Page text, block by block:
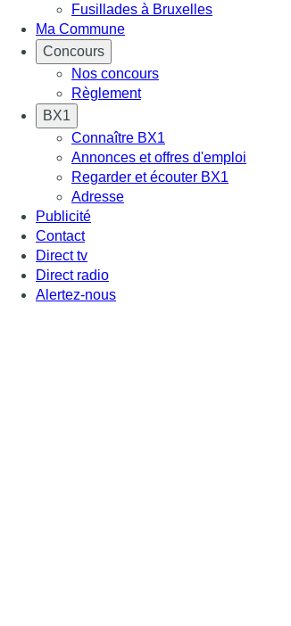
Fusillades à Bruxelles
Ma Commune
Concours
Nos concours
Règlement
BX1
Connaître BX1
Annonces et offres d'emploi
Regarder et écouter BX1
Adresse
Publicité
Contact
Direct tv
Direct radio
Alertez-nous